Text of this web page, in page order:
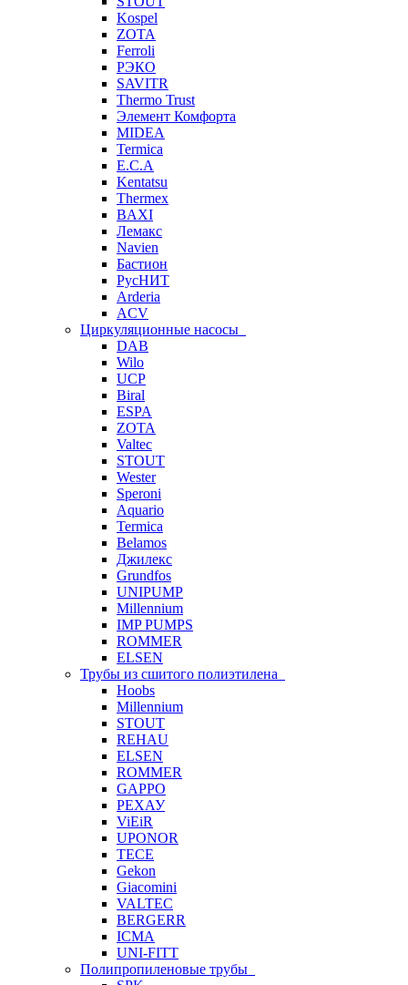
Kospel
ZOTA
Ferroli
РЭКО
SAVITR
Thermo Trust
Элемент Комфорта
MIDEA
Termica
E.C.A
Kentatsu
Thermex
BAXI
Лемакс
Navien
Бастион
РусНИТ
Arderia
ACV
Циркуляционные насосы
DAB
Wilo
UCP
Biral
ESPA
ZOTA
Valtec
STOUT
Wester
Speroni
Aquario
Termica
Belamos
Джилекс
Grundfos
UNIPUMP
Millennium
IMP PUMPS
ROMMER
ELSEN
Трубы из сшитого полиэтилена
Hoobs
Millennium
STOUT
REHAU
ELSEN
ROMMER
GAPPO
РЕХАУ
ViEiR
UPONOR
TECE
Gekon
Giacomini
VALTEC
BERGERR
ICMA
UNI-FITT
Полипропиленовые трубы